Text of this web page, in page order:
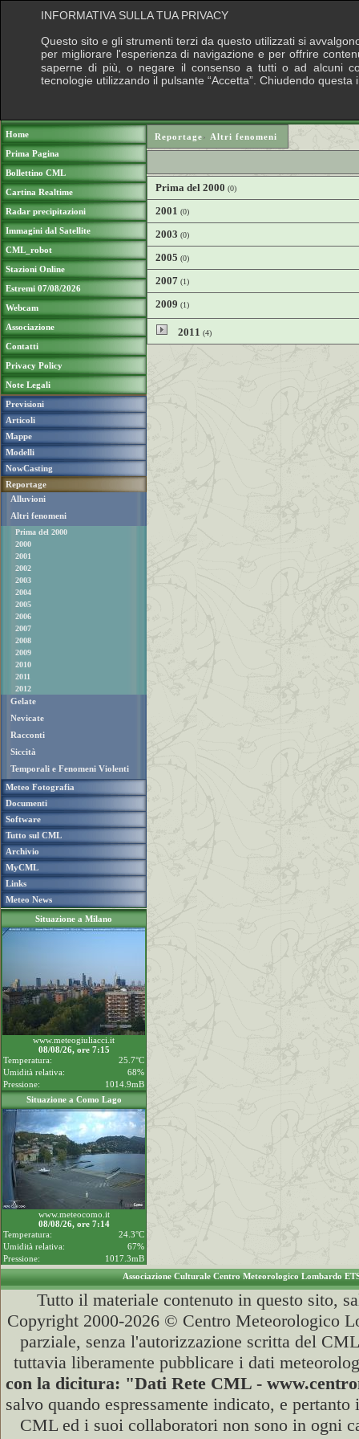
Home
Prima Pagina
Bollettino CML
Cartina Realtime
Radar precipitazioni
Immagini dal Satellite
CML_robot
Stazioni Online
Estremi 07/08/2026
Webcam
Associazione
Contatti
Privacy Policy
Note Legali
Previsioni
Articoli
Mappe
Modelli
NowCasting
Reportage
Alluvioni
Altri fenomeni
Prima del 2000
2000
2001
2002
2003
2004
2005
2006
2007
2008
2009
2010
2011
2012
Gelate
Nevicate
Racconti
Siccità
Temporali e Fenomeni Violenti
Meteo Fotografia
Documenti
Software
Tutto sul CML
Archivio
MyCML
Links
Meteo News
Situazione a Milano
www.meteogiuliacci.it
08/08/26, ore 7:15
Temperatura:
25.7°C
Umidità relativa:
68%
Pressione:
1014.9mB
Situazione a Como Lago
www.meteocomo.it
08/08/26, ore 7:14
Temperatura:
24.3°C
Umidità relativa:
67%
Pressione:
1017.3mB
Reportage› Altri fenomeni
Prima del 2000 (0)
2001 (0)
2003 (0)
2005 (0)
2007 (1)
2009 (1)
2011 (4)
Associazione Culturale Centro Meteorologico Lombardo
Tutto il materiale contenuto in questo sito,
Copyright 2000-2026 © Centro Meteorologico
parziale, senza l'autorizzazione scritta del
tuttavia liberamente pubblicare i dati
con la dicitura: "Dati Rete CML -
salvo quando espressamente indicato, e
CML ed i suoi collaboratori non sono in ogni
INFORMATIVA SULLA TUA PRIVACY
Questo sito e gli strumenti terzi da questo utilizzati si
per migliorare l'esperienza di navigazione e per offrire
saperne di più, o negare il consenso a tutti o ad alcuni
tecnologie utilizzando il pulsante “Accetta”. Chiudendo